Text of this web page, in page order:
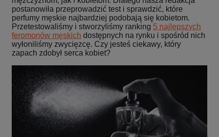
postanowiła przeprowadzić test i sprawdzić, które
perfumy męskie najbardziej podobają się kobietom.
Przetestowaliśmy i stworzyliśmy ranking 5 najlepszych
feromonów męskich dostępnych na rynku i spośród nich
wyłoniliśmy zwycięzcę. Czy jesteś ciekawy, który
zapach zdobył serca kobiet?